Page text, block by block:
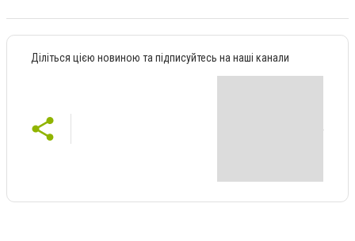
Діліться цією новиною та підписуйтесь на наші канали